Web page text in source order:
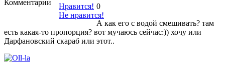
Комментарии
Нравится!
Не нравится!
0
А как его с водой смешивать? там
есть какая-то пропорция? вот мучаюсь сейчас:)) хочу или
Дарфановский скараб или этот..